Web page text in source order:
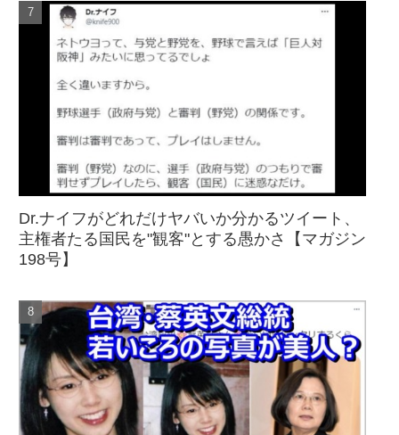
Dr.ナイフがどれだけヤバいか分かるツイート、
主権者たる国民を"観客"とする愚かさ【マガジン
198号】